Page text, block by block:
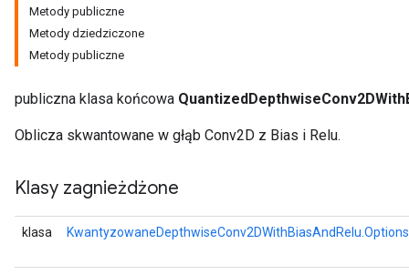
Metody publiczne
Metody dziedziczone
Metody publiczne
publiczna klasa końcowa
Oblicza skwantowane w głąb Conv2D z Bias i Relu.
Klasy zagnieżdżone
klasa KwantyzowaneDepthwiseConv2DWithBiasAndRelu.Options